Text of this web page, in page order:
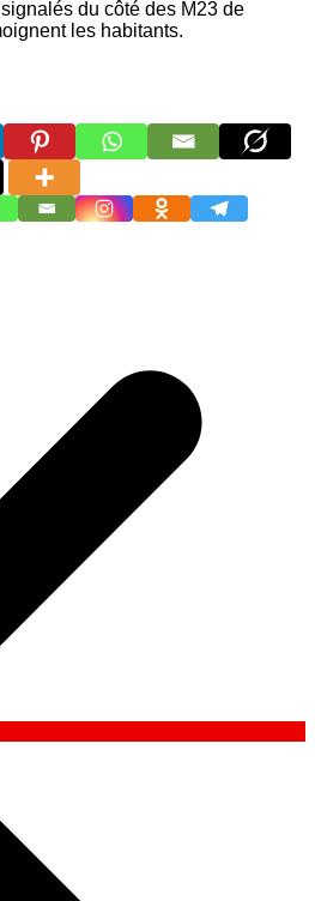
du côté des M23 de
les habitants.